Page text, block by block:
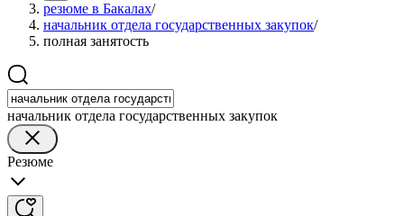
резюме в Бакалах/
начальник отдела государственных закупок/
полная занятость
начальник отдела государственных закупок
Резюме